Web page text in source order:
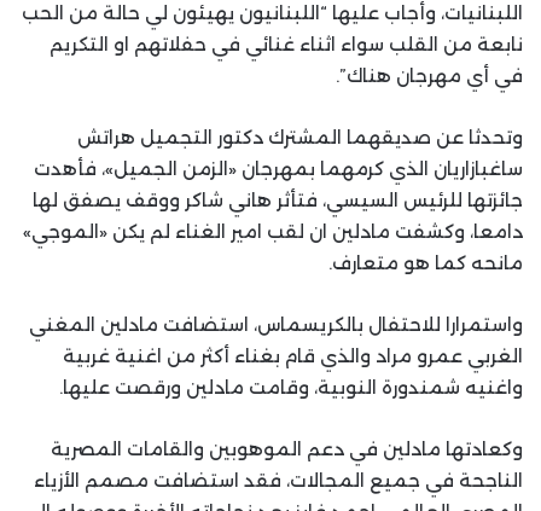
اللبنانيات، وأجاب عليها “اللبنانيون يهيئون لي حالة من الحب
نابعة من القلب سواء اثناء غنائي في حفلاتهم او التكريم
في أي مهرجان هناك”.
وتحدثا عن صديقهما المشترك دكتور التجميل هراتش
ساغبازاريان الذي كرمهما بمهرجان «الزمن الجميل»، فأهدت
جائزتها للرئيس السيسي، فتأثر هاني شاكر ووقف يصفق لها
دامعا، وكشفت مادلين ان لقب امير الغناء لم يكن «الموجي»
مانحه كما هو متعارف.
واستمرارا للاحتفال بالكريسماس، استضافت مادلين المغني
الغربي عمرو مراد والذي قام بغناء أكثر من اغنية غربية
واغنيه شمندورة النوبية، وقامت مادلين ورقصت عليها.
وكعادتها مادلين في دعم الموهوبين والقامات المصرية
الناجحة في جميع المجالات، فقد استضافت مصمم الأزياء